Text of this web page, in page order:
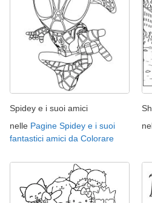
Spidey e i suoi amici
nelle Pagine Spidey e i suoi
fantastici amici da Colorare